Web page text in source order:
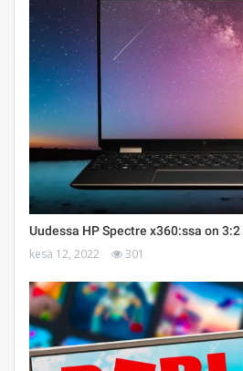
Uudessa HP Spectre x360:ssa on
kesä 12, 2022 301